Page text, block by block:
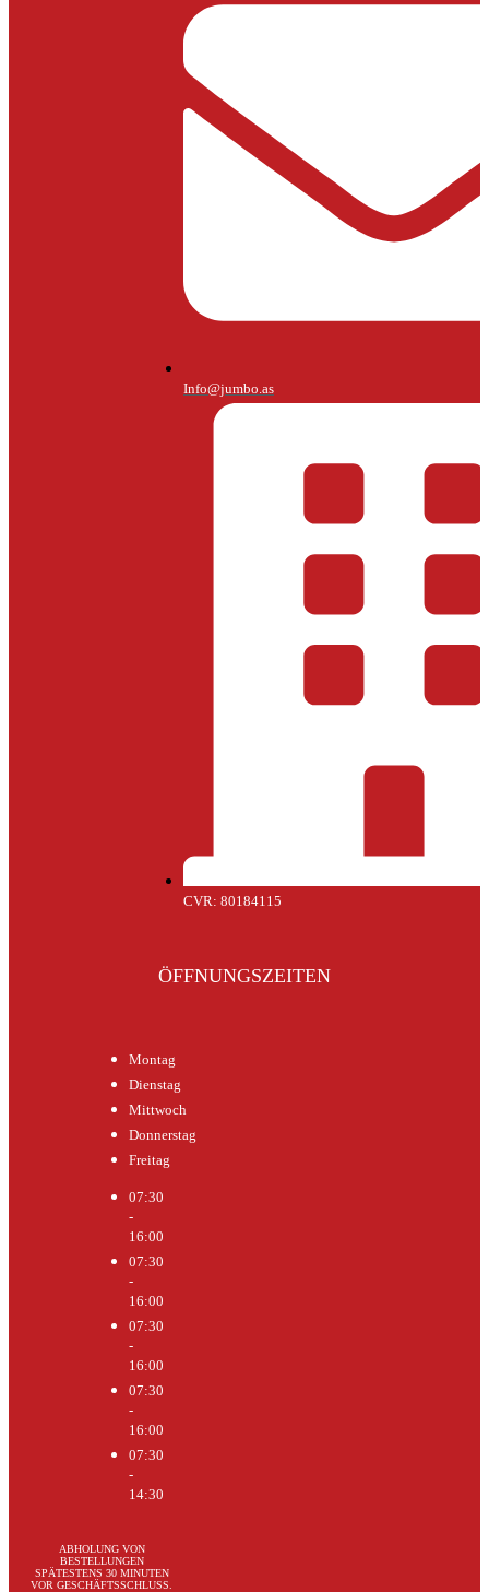
Info@jumbo.as
CVR: 80184115
ÖFFNUNGSZEITEN
Montag
Dienstag
Mittwoch
Donnerstag
Freitag
07:30
-
16:00
07:30
-
16:00
07:30
-
16:00
07:30
-
16:00
07:30
-
14:30
ABHOLUNG VON
BESTELLUNGEN
SPÄTESTENS 30 MINUTEN
VOR GESCHÄFTSSCHLUSS.